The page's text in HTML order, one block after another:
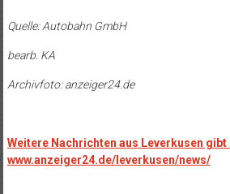
Quelle: Autobahn GmbH
bearb. KA
Archivfoto: anzeiger24.de
Weitere Nachrichten aus Leverkusen gibt
www.anzeiger24.de/leverkusen/news/